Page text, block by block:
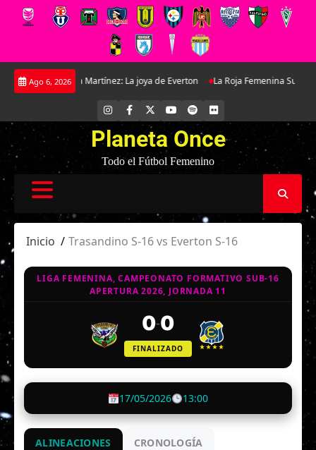
Saltar
Ago 6, 2026
Antonella Martínez: La joya de Everton La Roja Femenina Sub-17
INSTAGRAM
FACEBOOK YOUTUBE
SPOTIFYFLICKR
Planeta Once
Todo el Fútbol Femenino
Inicio Trasandino S-16 vs Everton S-16
LIGA FEMENINA, CAMPEONATO FORMATIVO SUB-16
APERTURA 2026, JORNADA 11
0-0
FINALIZADO
17/05/2026 13:00
ALINEACIONES CRONOLOGÍA